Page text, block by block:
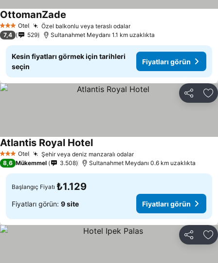
3 YıldızOtel Özel balkonlu veya teraslı odalarFiyatları görün
OttomanZade
7,4 529 Sultanahmet Meydanı 1.1 km uzaklıkta
Kesin fiyatları görmek için tarihleri
seçin
Fiyatları görün
Paylaş
3 YıldızOtel Şehir veya deniz manzaralı odalarFiyatları görün
Atlantis Royal HotelFiyatları görün
8,6 Mükemmel 3.508 Sultanahmet Meydanı 0.6 km uzaklıkta
Başlangıç Fiyatı ₺1.129
Fiyatları görün: 9 site Fiyatları görün
Paylaş